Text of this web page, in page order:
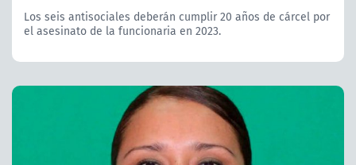
Los seis antisociales deberán cumplir 20 años de cárcel por
el asesinato de la funcionaria en 2023.